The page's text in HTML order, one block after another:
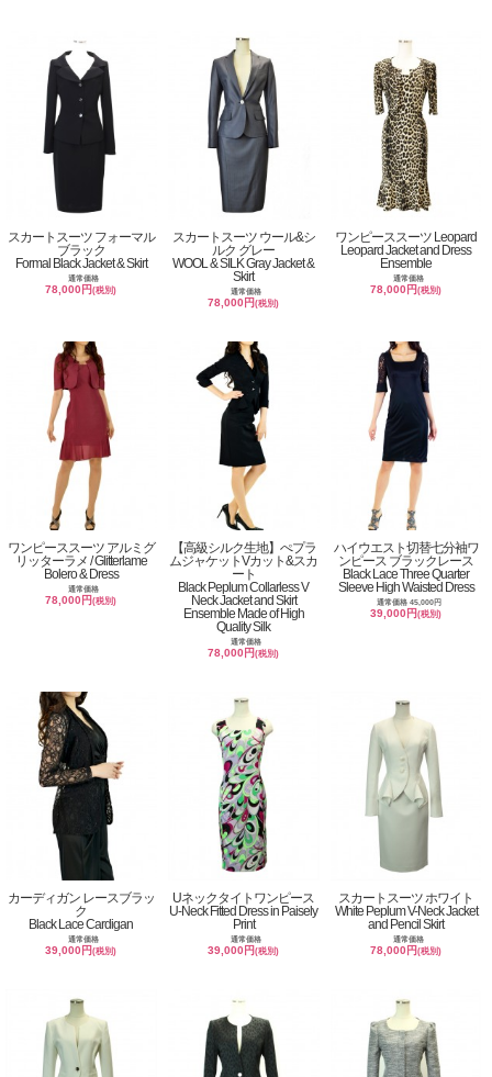
スカートスーツ フォーマル
ブラック
Formal Black Jacket & Skirt
通常価格
78,000円(税別)
スカートスーツ ウール&シ
ルク グレー
WOOL & SILK Gray Jacket &
Skirt
通常価格
78,000円(税別)
ワンピーススーツ Leopard
Leopard Jacket and Dress
Ensemble
通常価格
78,000円(税別)
ワンピーススーツ アルミグ
リッターラメ / Glitterlame
Bolero & Dress
通常価格
78,000円(税別)
【高級シルク生地】ぺプラ
ムジャケットVカット&スカ
ート
Black Peplum Collarless V
Neck Jacket and Skirt
Ensemble Made of High
Quality Silk
通常価格
78,000円(税別)
ハイウエスト切替七分袖ワ
ンピース ブラックレース
Black Lace Three Quarter
Sleeve High Waisted Dress
通常価格 45,000円
39,000円(税別)
カーディガン レースブラッ
ク
Black Lace Cardigan
通常価格
39,000円(税別)
Uネックタイトワンピース
U-Neck Fitted Dress in Paisely
Print
通常価格
39,000円(税別)
スカートスーツ ホワイト
White Peplum V-Neck Jacket
and Pencil Skirt
通常価格
78,000円(税別)